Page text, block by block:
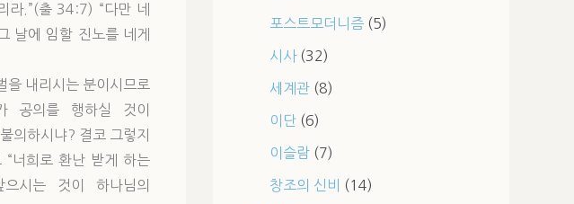
라.”(출 34:7) “다만 네
날에 임할 진노를 네게
을 내리시는 분이시므로
공의를 행하실 것이
의하시냐? 결코 그렇지
너희로 환난 받게 하는
시는 것이 하나님의
포스트모더니즘(5)
시사(32)
세계관(8)
이단(6)
이슬람(7)
창조의 신비 (14)